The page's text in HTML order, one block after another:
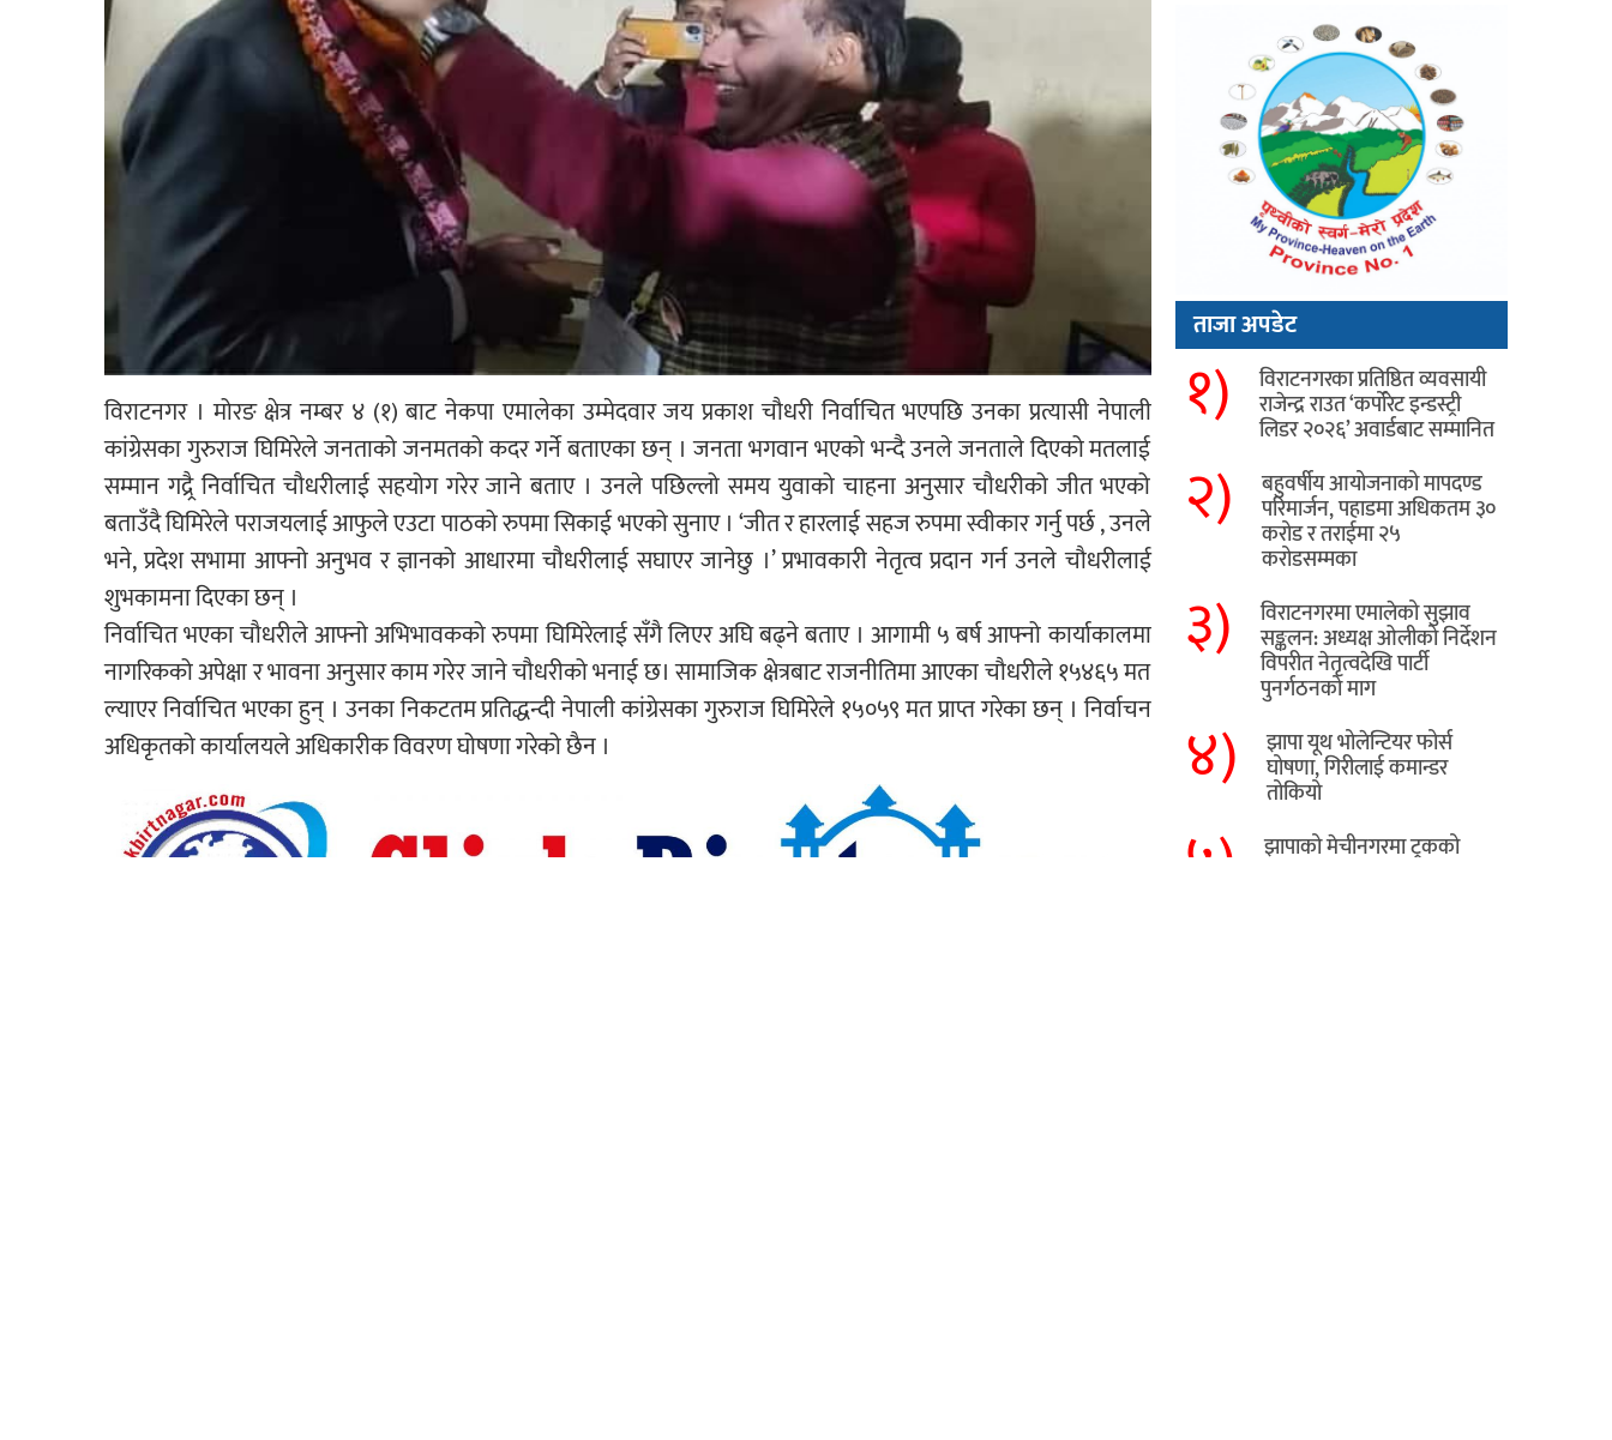
विराटनगर । मोरङ क्षेत्र नम्बर ४ (१) बाट नेकपा एमालेका उम्मेदवार जय प्रकाश चौधरी निर्वाचित भएपछि उनका प्रत्यासी नेपाली
कांग्रेसका गुरुराज घिमिरेले जनताको जनमतको कदर गर्ने बताएका छन् । जनता भगवान भएको भन्दै उनले जनताले दिएको मतलाई
सम्मान गद्र्रै निर्वाचित चौधरीलाई सहयोग गरेर जाने बताए । उनले पछिल्लो समय युवाको चाहना अनुसार चौधरीको जीत भएको
बताउँदै घिमिरेले पराजयलाई आफुले एउटा पाठको रुपमा सिकाई भएको सुनाए । ‘जीत र हारलाई सहज रुपमा स्वीकार गर्नु पर्छ , उनले
भने, प्रदेश सभामा आफ्नो अनुभव र ज्ञानको आधारमा चौधरीलाई सघाएर जानेछु ।’ प्रभावकारी नेतृत्व प्रदान गर्न उनले चौधरीलाई
शुभकामना दिएका छन् ।
निर्वाचित भएका चौधरीले आफ्नो अभिभावकको रुपमा घिमिरेलाई सँगै लिएर अघि बढ्ने बताए । आगामी ५ बर्ष आफ्नो कार्याकालमा
नागरिकको अपेक्षा र भावना अनुसार काम गरेर जाने चौधरीको भनाई छ। सामाजिक क्षेत्रबाट राजनीतिमा आएका चौधरीले १५४६५ मत
ल्याएर निर्वाचित भएका हुन् । उनका निकटतम प्रतिद्धन्दी नेपाली कांग्रेसका गुरुराज घिमिरेले १५०५९ मत प्राप्त गरेका छन् । निर्वाचन
अधिकृतको कार्यालयले अधिकारीक विवरण घोषणा गरेको छैन ।
ताजा अपडेट
१) विराटनगरका प्रतिष्ठित व्यवसायी
राजेन्द्र राउत ‘कर्पोरेट इन्डस्ट्री
लिडर २०२६’ अवार्डबाट सम्मानित
२) बहुवर्षीय आयोजनाको मापदण्ड
परिमार्जन, पहाडमा अधिकतम ३०
करोड र तराईमा २५
करोडसम्मका
३) विराटनगरमा एमालेको सुझाव
सङ्कलन: अध्यक्ष ओलीको निर्देशन
विपरीत नेतृत्वदेखि पार्टी
पुनर्गठनको माग
४) झापा यूथ भोलेन्टियर फोर्स
घोषणा, गिरीलाई कमान्डर
तोकियो
५) ​झापाको मेचीनगरमा ट्रकको